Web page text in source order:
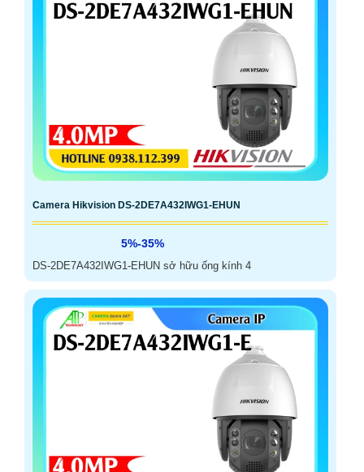
Camera Hikvision DS-2DE7A432IWG1-EHUN
5%-35%
DS-2DE7A432IWG1-EHUN sở hữu ống kính 4